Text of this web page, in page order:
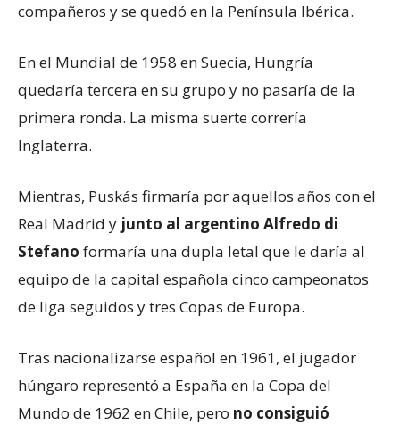
compañeros y se quedó en la Península Ibérica.
En el Mundial de 1958 en Suecia, Hungría
quedaría tercera en su grupo y no pasaría de la
primera ronda. La misma suerte correría
Inglaterra.
Mientras, Puskás firmaría por aquellos años con el
Real Madrid y junto al argentino Alfredo di
Stefano formaría una dupla letal que le daría al
equipo de la capital española cinco campeonatos
de liga seguidos y tres Copas de Europa.
Tras nacionalizarse español en 1961, el jugador
húngaro representó a España en la Copa del
Mundo de 1962 en Chile, pero no consiguió